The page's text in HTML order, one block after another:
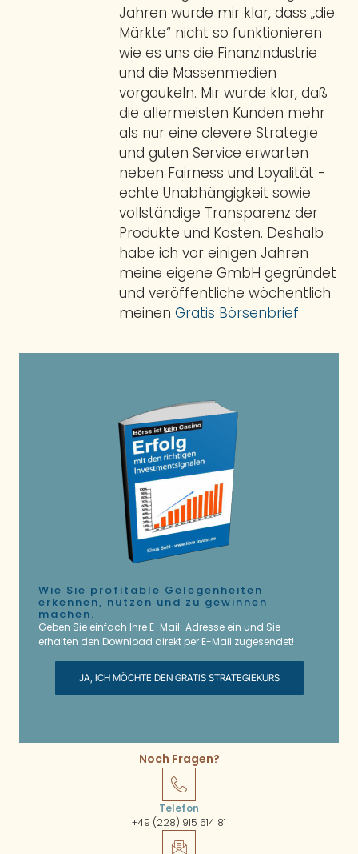
Jahren wurde mir klar, dass „die
Märkte“ nicht so funktionieren
wie es uns die Finanzindustrie
und die Massenmedien
vorgaukeln. Mir wurde klar, daß
die allermeisten Kunden mehr
als nur eine clevere Strategie
und guten Service erwarten
neben Fairness und Loyalität -
echte Unabhängigkeit sowie
vollständige Transparenz der
Produkte und Kosten. Deshalb
habe ich vor einigen Jahren
meine eigene GmbH gegründet
und veröffentliche wöchentlich
meinen Gratis Börsenbrief
Wie Sie profitable Gelegenheiten
erkennen, nutzen und zu gewinnen
machen.
Geben Sie einfach Ihre E-Mail-Adresse ein und Sie
erhalten den Download direkt per E-Mail zugesendet!
JA, ICH MÖCHTE DEN GRATIS STRATEGIEKURS
Noch Fragen?
Telefon
+49 (228) 915 614 81